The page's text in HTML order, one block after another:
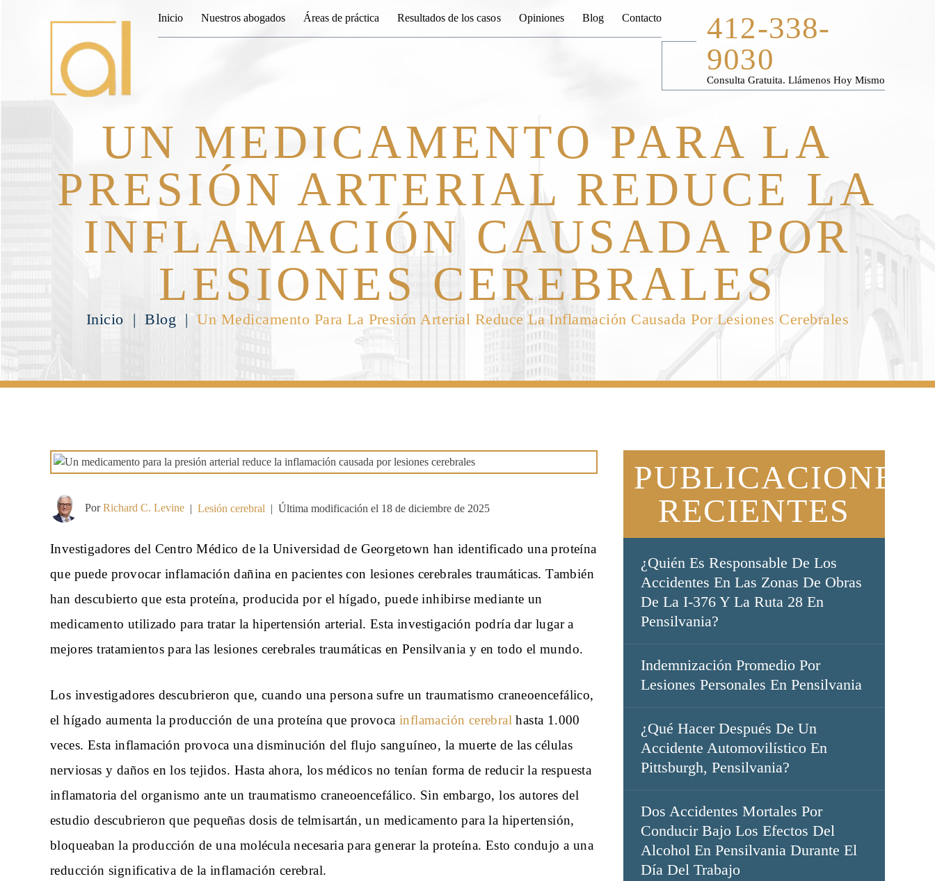
Inicio Nuestros abogados Áreas de práctica Resultados de los casos Opiniones Blog Contacto
412-338-
9030
Consulta Gratuita. Llámenos Hoy Mismo
UN MEDICAMENTO PARA LA
PRESIÓN ARTERIAL REDUCE LA
INFLAMACIÓN CAUSADA POR
LESIONES CEREBRALES
Inicio |Blog |Un Medicamento Para La Presión Arterial Reduce La Inflamación Causada Por Lesiones Cerebrales
PorRichard C. Levine | Lesión cerebral | Última modificación el 18 de diciembre de 2025
Investigadores del Centro Médico de la Universidad de Georgetown han identificado una proteína
que puede provocar inflamación dañina en pacientes con lesiones cerebrales traumáticas. También
han descubierto que esta proteína, producida por el hígado, puede inhibirse mediante un
medicamento utilizado para tratar la hipertensión arterial. Esta investigación podría dar lugar a
mejores tratamientos para las lesiones cerebrales traumáticas en Pensilvania y en todo el mundo.
Los investigadores descubrieron que, cuando una persona sufre un traumatismo craneoencefálico,
el hígado aumenta la producción de una proteína que provoca inflamación cerebral hasta 1.000
veces. Esta inflamación provoca una disminución del flujo sanguíneo, la muerte de las células
nerviosas y daños en los tejidos. Hasta ahora, los médicos no tenían forma de reducir la respuesta
inflamatoria del organismo ante un traumatismo craneoencefálico. Sin embargo, los autores del
estudio descubrieron que pequeñas dosis de telmisartán, un medicamento para la hipertensión,
bloqueaban la producción de una molécula necesaria para generar la proteína. Esto condujo a una
reducción significativa de la inflamación cerebral.
PUBLICACIONES
RECIENTES
¿Quién Es Responsable De Los
Accidentes En Las Zonas De Obras
De La I-376 Y La Ruta 28 En
Pensilvania?
Indemnización Promedio Por
Lesiones Personales En Pensilvania
¿Qué Hacer Después De Un
Accidente Automovilístico En
Pittsburgh, Pensilvania?
Dos Accidentes Mortales Por
Conducir Bajo Los Efectos Del
Alcohol En Pensilvania Durante El
Día Del Trabajo